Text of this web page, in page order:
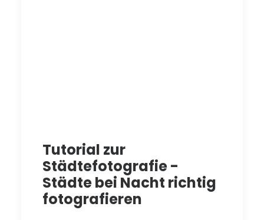
Tutorial zur
Städtefotografie -
Städte bei Nacht richtig
fotografieren